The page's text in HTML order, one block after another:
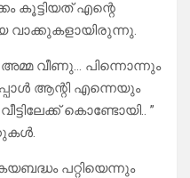
കൂട്ടിയത് എന്റെ
വാക്കുകളായിരുന്നു.
അമ്മ വീണു… പിന്നൊന്നും
ആന്റി എന്നെയും
കൊണ്ടോയി.. ”
പറ്റിയെന്നും